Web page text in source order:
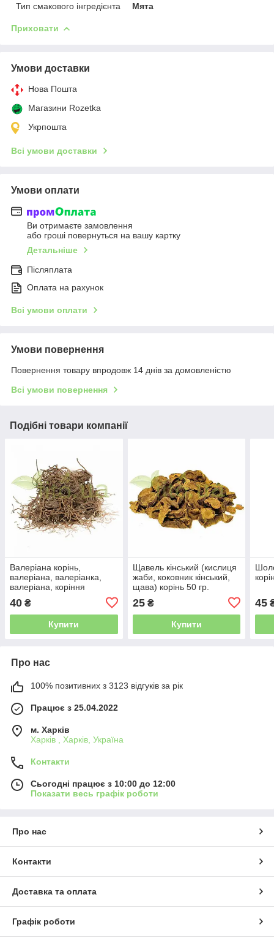
Тип смакового інгредієнта
Мята
Приховати
Умови доставки
Нова Пошта
Магазини Rozetka
Укрпошта
Всі умови доставки
Умови оплати
Ви отримаєте замовлення
або гроші повернуться на вашу картку
Детальніше
Післяплата
Оплата на рахунок
Всі умови оплати
Умови повернення
Повернення товару впродовж 14 днів за домовленістю
Всі умови повернення
Подібні товари компанії
Валеріана корінь,
валеріана, валеріанка,
валеріана, коріння
40 ₴
Купити
Щавель кінський (кислиця
жаби, коковник кінський,
щава) корінь 50 гр.
25₴
Купити
45
Про нас
100% позитивних з 3123 відгуків за рік
Працює з 25.04.2022
м. Харків
Харків , Харків, Україна
Контакти
Сьогодні працює з 10:00 до 12:00
Показати весь графік роботи
Про нас
Контакти
Доставка та оплата
Графік роботи